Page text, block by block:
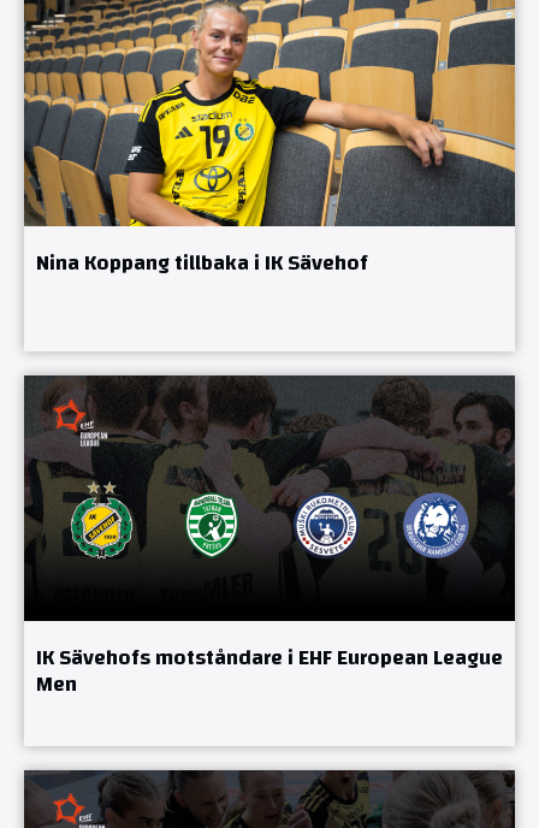
Nina Koppang tillbaka i IK Sävehof
IK Sävehofs motståndare i EHF European League
Men